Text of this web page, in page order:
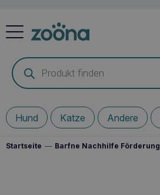
Products
search
Hund Katze Andere
Startseite — Barfne Nachhilfe Förderung